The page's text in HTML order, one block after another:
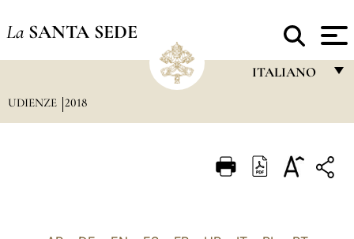
La SANTA SEDE
ITALIANO
ITALIANO
UDIENZE 2018